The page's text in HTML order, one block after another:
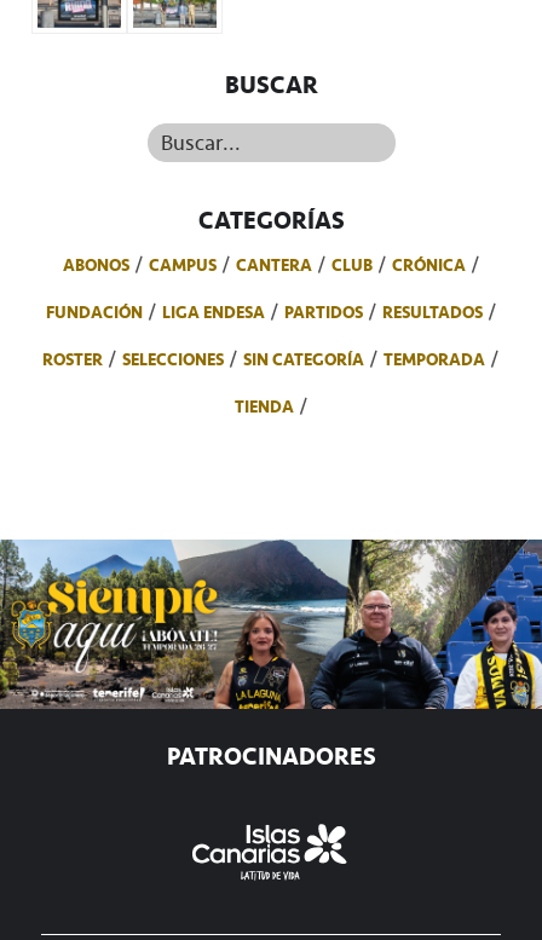
BUSCAR
Buscar...
CATEGORÍAS
ABONOS CAMPUS CANTERA CLUB
CRÓNICA
FUNDACIÓN
LIGA ENDESA PARTIDOS
RESULTADOS
ROSTER
SELECCIONES SIN CATEGORÍA
TEMPORADA
TIENDA
PATROCINADORES